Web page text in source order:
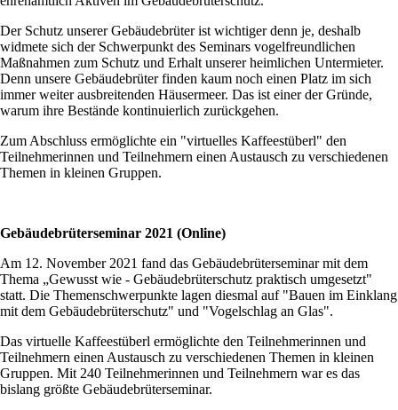
Der Schutz unserer Gebäudebrüter ist wichtiger denn je, deshalb
widmete sich der Schwerpunkt des Seminars vogelfreundlichen
Maßnahmen zum Schutz und Erhalt unserer heimlichen Untermieter.
Denn unsere Gebäudebrüter finden kaum noch einen Platz im sich
immer weiter ausbreitenden Häusermeer. Das ist einer der Gründe,
warum ihre Bestände kontinuierlich zurückgehen.
Zum Abschluss ermöglichte ein "virtuelles Kaffeestüberl" den
Teilnehmerinnen und Teilnehmern einen Austausch zu verschiedenen
Themen in kleinen Gruppen.
Gebäudebrüterseminar 2021 (Online)
Am 12. November 2021 fand das Gebäudebrüterseminar mit dem
Thema „Gewusst wie - Gebäudebrüterschutz praktisch umgesetzt"
statt. Die Themenschwerpunkte lagen diesmal auf "Bauen im Einklang
mit dem Gebäudebrüterschutz" und "Vogelschlag an Glas".
Das virtuelle Kaffeestüberl ermöglichte den Teilnehmerinnen und
Teilnehmern einen Austausch zu verschiedenen Themen in kleinen
Gruppen. Mit 240 Teilnehmerinnen und Teilnehmern war es das
bislang größte Gebäudebrüterseminar.